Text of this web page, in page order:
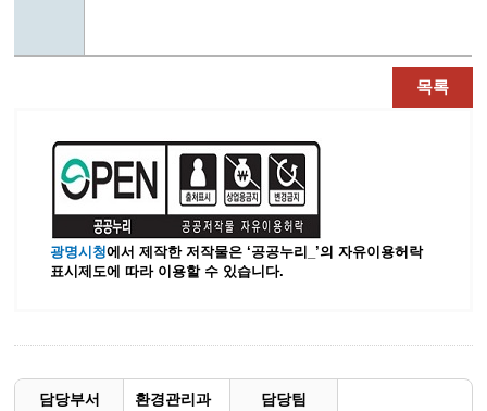
목록
광명시청에서 제작한 저작물은 ‘공공누리_’의 자유이용허락
표시제도에 따라 이용할 수 있습니다.
담당부서 환경관리과 담당팀